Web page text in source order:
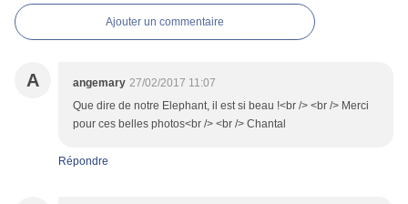
Ajouter un commentaire
A angemary 27/02/2017 11:07
Que dire de notre Elephant, il est si beau !<br /> <br /> Merci
pour ces belles photos<br /> <br /> Chantal
Répondre